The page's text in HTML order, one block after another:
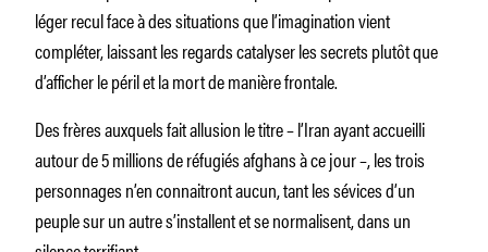
léger recul face à des situations que l’imagination vient
compléter, laissant les regards catalyser les secrets plutôt que
d’afficher le péril et la mort de manière frontale.
Des frères auxquels fait allusion le titre – l’Iran ayant accueilli
autour de 5 millions de réfugiés afghans à ce jour –, les trois
personnages n’en connaitront aucun, tant les sévices d’un
peuple sur un autre s’installent et se normalisent, dans un